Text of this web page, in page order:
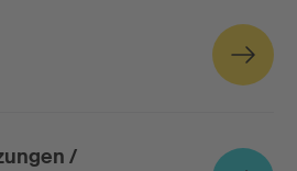
/